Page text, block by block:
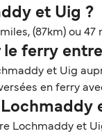
et Uig ?
(87km) ou 47
ferry
et Uig
en ferry
Lochmaddy et